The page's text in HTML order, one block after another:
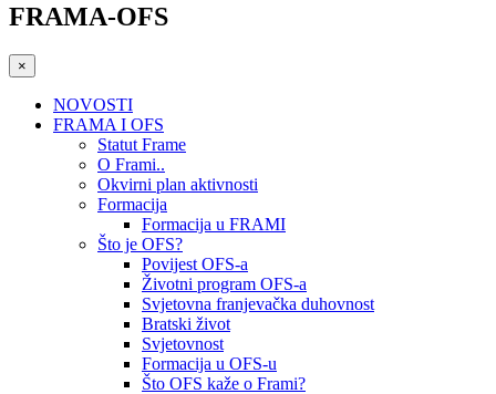
FRAMA-OFS
×
NOVOSTI
FRAMA I OFS
Statut Frame
O Frami..
Okvirni plan aktivnosti
Formacija
Formacija u FRAMI
Što je OFS?
Povijest OFS-a
Životni program OFS-a
Svjetovna franjevačka duhovnost
Bratski život
Svjetovnost
Formacija u OFS-u
Što OFS kaže o Frami?